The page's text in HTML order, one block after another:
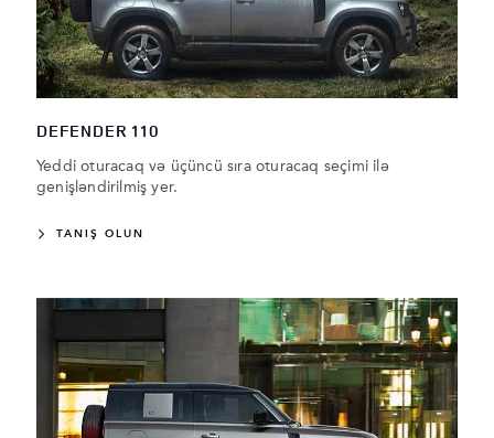
DEFENDER 110
Yeddi oturacaq və üçüncü sıra oturacaq seçimi ilə
genişləndirilmiş yer.
TANIŞ OLUN